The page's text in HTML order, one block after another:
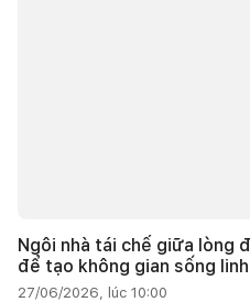
Ngôi nhà tái chế giữa lòng
để tạo không gian sống
27/06/2026, lúc 10:00